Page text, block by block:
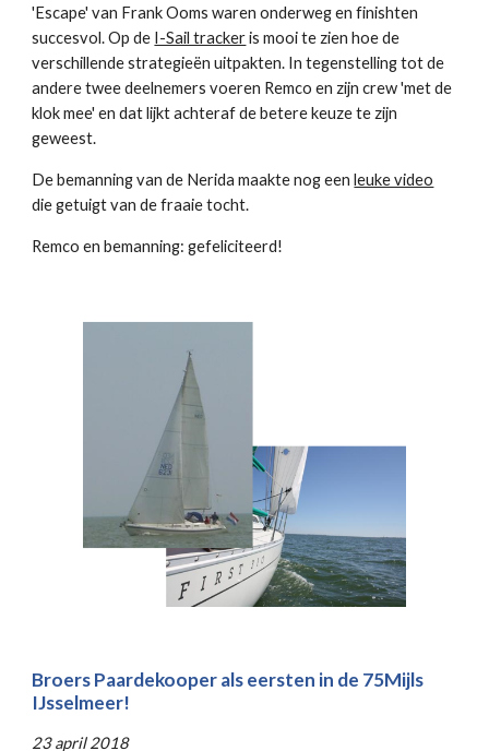
'Escape' van Frank Ooms waren onderweg en finishten
succesvol. Op de I-Sail trackeris mooi te zien hoe de
verschillende strategieën uitpakten. In tegenstelling tot de
andere twee deelnemers voeren Remco en zijn crew 'met de
klok mee' en dat lijkt achteraf de betere keuze te zijn
geweest.
De bemanning van de Nerida maakte nog eenleuke video
die getuigt van de fraaie tocht.
Remco en bemanning: gefeliciteerd!
Broers Paardekooper als eersten in de 75Mijls
IJsselmeer!
23 april 2018